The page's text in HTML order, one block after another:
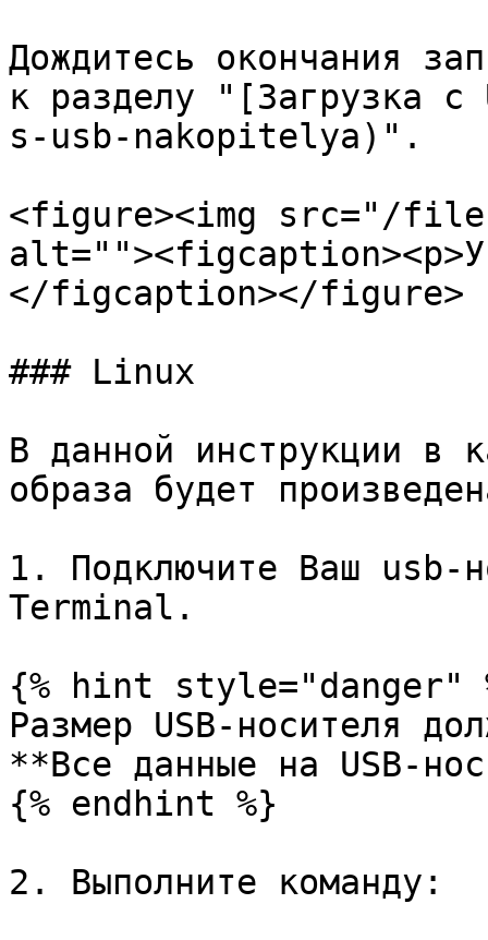
Дождитесь окончания
к разделу "[Загрузка с
s-usb-nakopitelya)".
<figure><img src="/files/
</figcaption></figure>
### Linux
В данной инструкции в
образа будет
1. Подключите Ваш usb-
Terminal.
{% hint style="danger"
Размер USB-носителя
**Все данные на USB-
{% endhint %}
2. Выполните команду: